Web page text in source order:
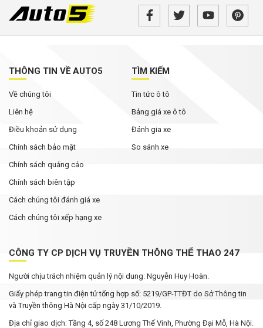
THÔNG TIN VỀ AUTO5
Về chúng tôi
Liên hệ
Điều khoản sử dụng
Chính sách bảo mật
Chính sách quảng cáo
Chính sách biên tập
Cách chúng tôi đánh giá xe
Cách chúng tôi xếp hạng xe
TÌM KIẾM
Tin tức ô tô
Bảng giá xe ô tô
Đánh gia xe
So sánh xe
CÔNG TY CP DỊCH VỤ TRUYỀN THÔNG THỂ THAO 247
Người chịu trách nhiệm quản lý nội dung: Nguyễn Huy Hoàn.
Giấy phép trang tin điện tử tổng hợp số: 5219/GP-TTĐT do Sở Thông tin
và Truyền thông Hà Nội cấp ngày 31/10/2019.
Địa chỉ giao dịch: Tầng 4, số 248 Lương Thế Vinh, Phường Đại Mỗ, Hà Nội.